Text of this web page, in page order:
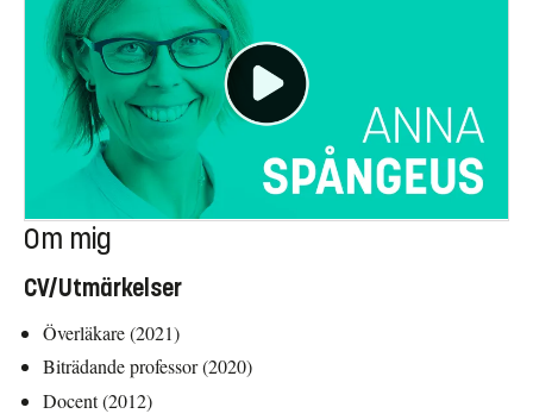
Om mig
CV/Utmärkelser
Överläkare (2021)
Biträdande professor (2020)
Docent (2012)